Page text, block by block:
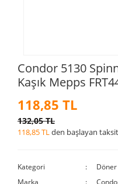
Condor 5130
Kaşık Mepps
118,85 TL
132,05 TL
118,85 TLden başlayan
Kategori
Döner
Marka